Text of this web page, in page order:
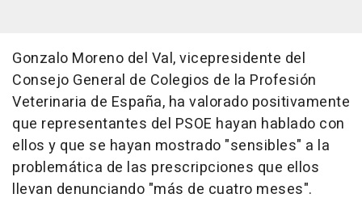
Gonzalo Moreno del Val, vicepresidente del
Consejo General de Colegios de la Profesión
Veterinaria de España, ha valorado positivamente
que representantes del PSOE hayan hablado con
ellos y que se hayan mostrado "sensibles" a la
problemática de las prescripciones que ellos
llevan denunciando "más de cuatro meses".